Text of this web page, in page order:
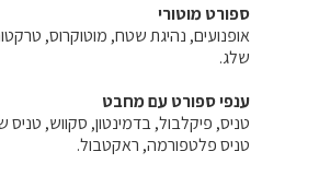
ספורט מוטורי
אופנועים, נהיגת שטח, מוטוקרוס,
שלג.
ענפי ספורט עם מחבט
טניס, פיקלבול, בדמינטון, סקווש, טניס
טניס פלטפורמה, ראקטבול.